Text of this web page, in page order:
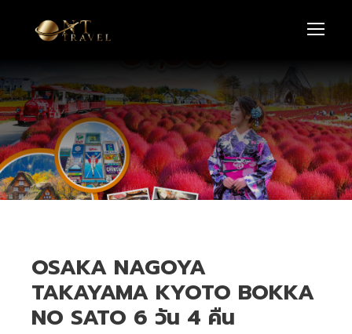
OSAKA NAGOYA
TAKAYAMA KYOTO BOKKA
NO SATO 6 วัน 4 คืน